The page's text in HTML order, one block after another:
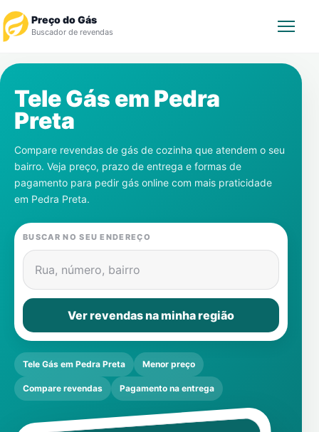
Preço do Gás
Buscador de revendas
Revendedor
Notícias
Cadastre-se
Gás
Contatos
Tele Gás em Pedra
Preta
Compare revendas de gás de cozinha que atendem o seu
bairro. Veja preço, prazo de entrega e formas de
pagamento para pedir gás online com mais praticidade
em Pedra Preta.
BUSCAR NO SEU ENDEREÇO
Rua, número, bairro
Ver revendas na minha região
Tele Gás em Pedra Preta Menor preço
Compare revendas Pagamento na entrega